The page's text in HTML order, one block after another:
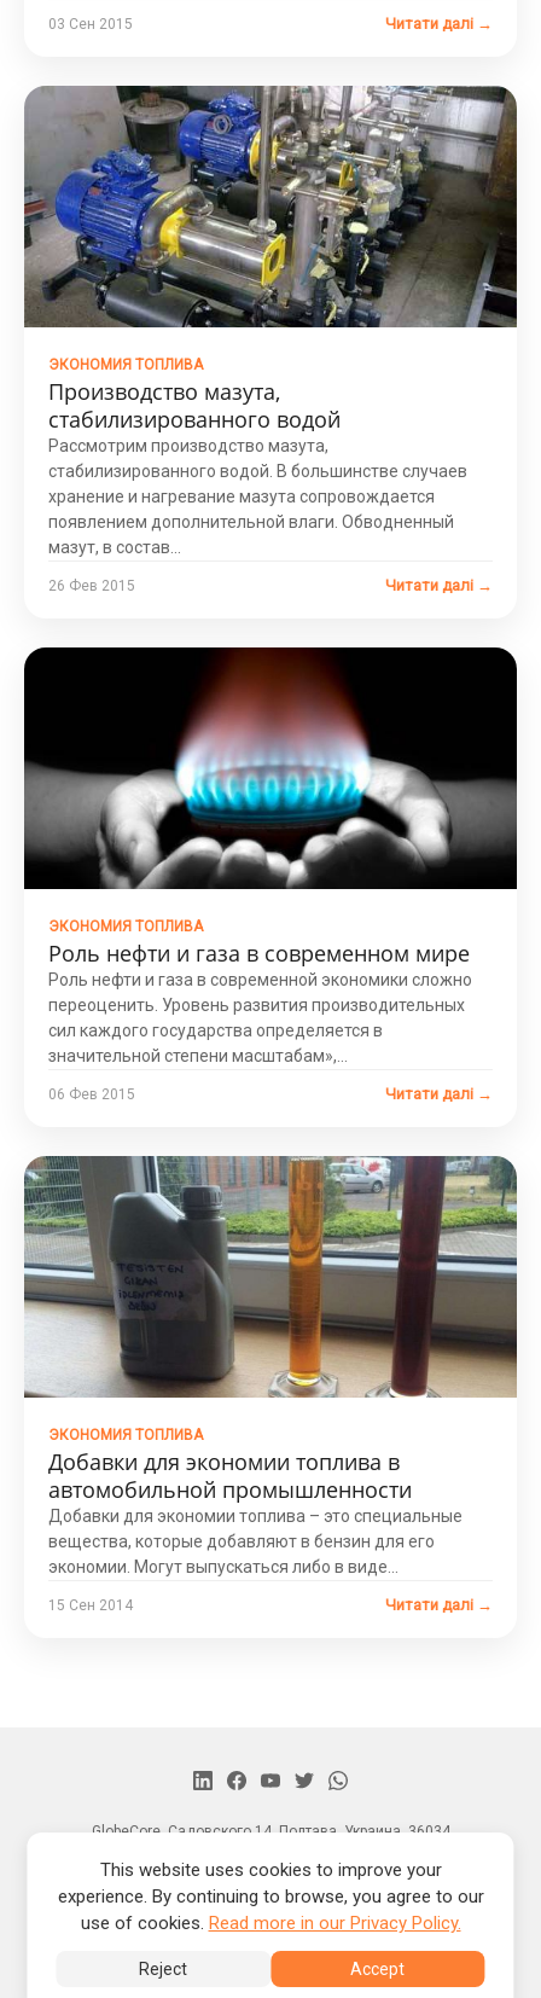
03 Сен 2015 Читати далі →
ЭКОНОМИЯ ТОПЛИВА
Производство мазута,
стабилизированного водой
Рассмотрим производство мазута,
стабилизированного водой. В большинстве случаев
хранение и нагревание мазута сопровождается
появлением дополнительной влаги. Обводненный
мазут, в состав...
26 Фев 2015 Читати далі →
ЭКОНОМИЯ ТОПЛИВА
Роль нефти и газа в современном мире
Роль нефти и газа в современной экономики сложно
переоценить. Уровень развития производительных
сил каждого государства определяется в
значительной степени масштабам»,...
06 Фев 2015 Читати далі →
ЭКОНОМИЯ ТОПЛИВА
Добавки для экономии топлива в
автомобильной промышленности
Добавки для экономии топлива – это специальные
вещества, которые добавляют в бензин для его
экономии. Могут выпускаться либо в виде...
15 Сен 2014 Читати далі →
Продукция
Новости
О нас
2026 © GlobeCore
GlobeCore, Садовского 14, Полтава, Украина, 36034
This website uses cookies to improve your
experience. By continuing to browse, you agree to our
use of cookies. Read more in our Privacy Policy.
Reject Accept